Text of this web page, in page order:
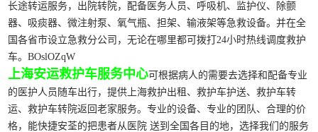
长途转运服务，出院转院，配备医务人员、呼吸机、监护仪、除颤
器、吸痰器、微注射泵、氧气瓶、担架、输液架等急救设备。并在全
国各省市设立急救分公司，无论在哪里都可拨打24小时热线调度救护
车。BOslOZqW
上海安运救护车服务中心可根据病人的需要去选择和配备专业
的医护人员随车出行，提供上海救护出租、救护车护送、救护车转
运、救护车转院返回老家服务。专业的设备、专业的团队、合理的价
格，能快捷安荃的把患者从医院 送到全国各目的地，选择我们的服务